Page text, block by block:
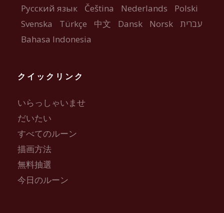
Русский язык
Čeština Nederlands
Polski
Svenska
Türkçe 中文 Dansk Norsk
עברית
Bahasa Indonesia
クイックリンク
いらっしゃいませ
だいたい
すべてのルーン
描画方法
無料抽選
今日のルーン